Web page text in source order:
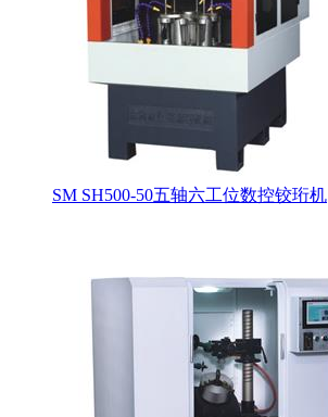
SM SH500-50五轴六工位数控铰珩机